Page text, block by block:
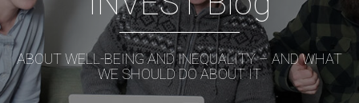
ABOUT WELL-BEING AND INEQUALITY – AND WHAT
WE SHOULD DO ABOUT IT